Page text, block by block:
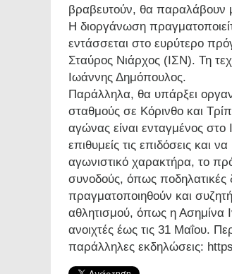
βραβευτούν, θα παραλάβουν
Η διοργάνωση
εντάσσεται στο ευρύτερο
Σταύρος Νιάρχος (ΙΣΝ). Τη
Ιωάννης Δημόπουλος.
Παράλληλα, θα υπάρξει
σταθμούς σε Κόρινθο και
αγώνας είναι ενταγμένος
επιθυμείς τις επιδόσεις και
αγωνιστικό χαρακτήρα, το
συνοδούς, όπως ποδηλατικές
πραγματοποιηθούν και
αθλητισμού, όπως η Ασημίνα
ανοιχτές έως τις 31 Μαΐου.
παράλληλες εκδηλώσεις: